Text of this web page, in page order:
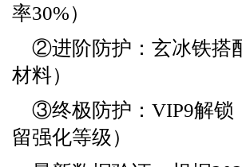
率30%）
②进阶防护：玄冰铁搭
材料）
③终极防护：VIP9解锁
留强化等级）